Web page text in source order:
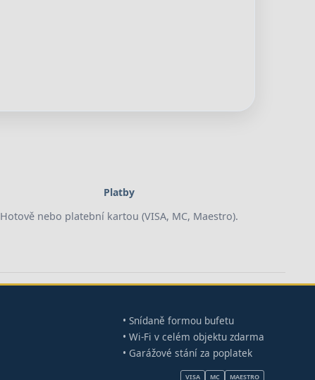
Platby
Hotově nebo platební kartou (VISA, MC, Maestro).
• Snídaně formou bufetu
• Wi-Fi v celém objektu zdarma
• Garážové stání za poplatek
VISA MC MAESTRO